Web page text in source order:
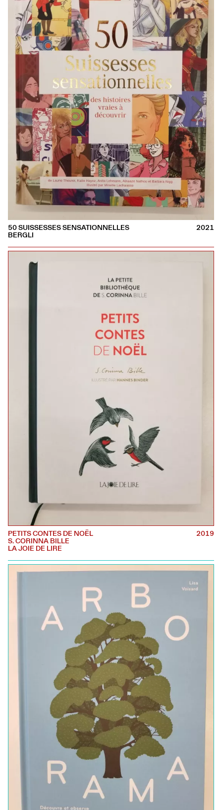
50 SUISSESSES SENSATIONNELLES
BERGLI
2021
PETITS CONTES DE NOËL
S. CORINNA BILLE
LA JOIE DE LIRE
2019
Centre culturel suisse. Paris
Pause estivale - réouverture mardi 1er
ccs@ccsparis.com
32 rue des Francs-Bourgeois
NEWSLETTER
Suivez-nous via:
INSTAGRAM
LINKEDIN
Le CCS est une antenne
dePro Helvetia
Fondation suisse pour la
culture.